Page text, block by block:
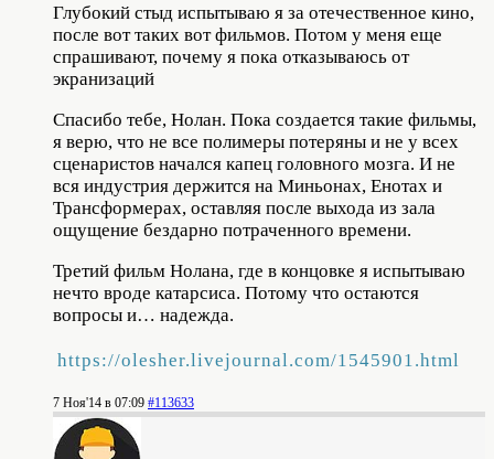
Глубокий стыд испытываю я за отечественное кино,
после вот таких вот фильмов. Потом у меня еще
спрашивают, почему я пока отказываюсь от
экранизаций
Спасибо тебе, Нолан. Пока создается такие фильмы,
я верю, что не все полимеры потеряны и не у всех
сценаристов начался капец головного мозга. И не
вся индустрия держится на Миньонах, Енотах и
Трансформерах, оставляя после выхода из зала
ощущение бездарно потраченного времени.
Третий фильм Нолана, где в концовке я испытываю
нечто вроде катарсиса. Потому что остаются
вопросы и… надежда.
https://olesher.livejournal.com/1545901.html
7 Ноя'14 в 07:09 #113633